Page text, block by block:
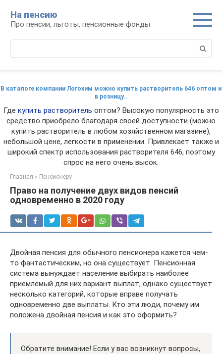
контенту
На пенсию
Про пенсии, льготы, пенсионные фонды
В каталоге компании Логохим можно купить растворитель 646 оптом и
в розницу..
Где купить растворитель оптом? Высокую популярность это
средство приобрело благодаря своей доступности (можно
купить растворитель в любом хозяйственном магазине),
небольшой цене, легкости в применении. Привлекает также и
широкий спектр использования растворителя 646, поэтому
спрос на него очень высок.
Главная » Пенсионеру
Право на получение двух видов пенсий
одновременно в 2020 году
Двойная пенсия для обычного пенсионера кажется чем-
то фантастическим, но она существует. Пенсионная
система вынуждает население выбирать наиболее
приемлемый для них вариант выплат, однако существует
несколько категорий, которые вправе получать
одновременно две выплаты. Кто эти люди, почему им
положена двойная пенсия и как это оформить?
Обратите внимание! Если у вас возникнут вопросы,